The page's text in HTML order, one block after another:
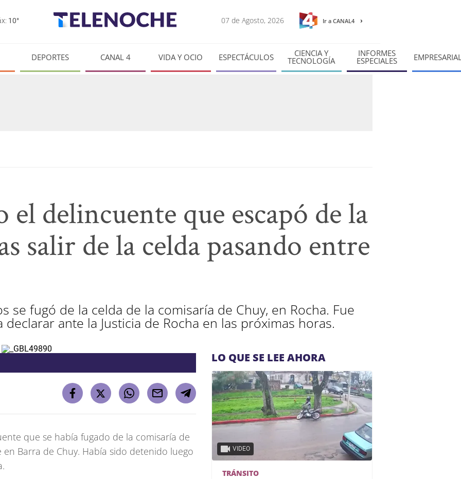
10° 07 de Agosto, 2026 Ir a CANAL4
DEPORTES CANAL 4 VIDA Y OCIO ESPECTÁCULOS CIENCIA Y
TECNOLOGÍA
INFORMES
ESPECIALES
el delincuente que escapó de la
salir de la celda pasando entre
se fugó de la celda de la comisaría de Chuy, en Rocha. Fue
ante la Justicia de Rocha en las próximas horas.
que se había fugado de la comisaría de
Barra de Chuy. Había sido detenido luego
LO QUE SE LEE AHORA
VIDEO
TRÁNSITO